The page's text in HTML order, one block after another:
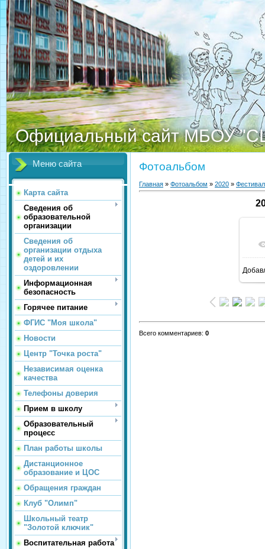
Официальный сайт МБОУ
Меню сайта
Карта сайта
Сведения об
образовательной
организации
Сведения об
организации отдыха
детей и их
оздоровлении
Информационная
безопасность
Горячее питание
ФГИС "Моя школа"
Новости
Центр "Точка роста"
Независимая оценка
качества
Телефоны доверия
Прием в школу
Образовательный
процесс
План работы школы
Дистанционное
образование и ЦОС
Обращения граждан
Клуб "Олимп"
Школьный театр
"Золотой ключик"
Воспитательная работа
Фотоальбом
Главная » Фотоальбом » 2020 »
Всего комментариев: 0